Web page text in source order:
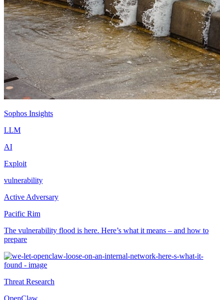
Sophos Insights
LLM
AI
Exploit
vulnerability
Active Adversary
Pacific Rim
The vulnerability flood is here. Here’s what it means – and how to
prepare
Threat Research